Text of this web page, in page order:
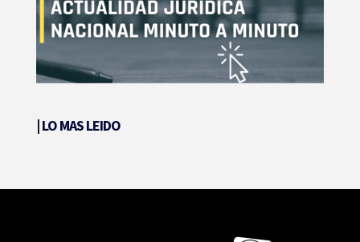
|LO MAS LEIDO